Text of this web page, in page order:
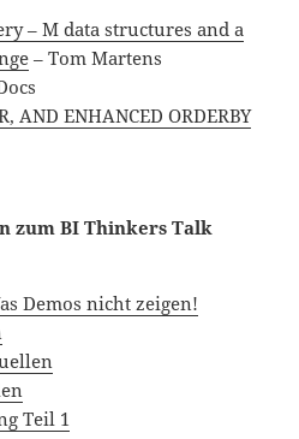
– M data structures and a
– Tom Martens
AND ENHANCED ORDERBY
zum BI Thinkers Talk
Demos nicht zeigen!
Teil 1